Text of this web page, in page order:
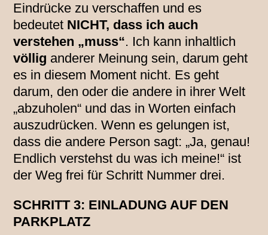
Eindrücke zu verschaffen und es
bedeutet NICHT, dass ich auch
verstehen „muss“. Ich kann inhaltlich
völlig anderer Meinung sein, darum geht
es in diesem Moment nicht. Es geht
darum, den oder die andere in ihrer Welt
„abzuholen“ und das in Worten einfach
auszudrücken. Wenn es gelungen ist,
dass die andere Person sagt: „Ja, genau!
Endlich verstehst du was ich meine!“ ist
der Weg frei für Schritt Nummer drei.
SCHRITT 3: EINLADUNG AUF DEN
PARKPLATZ